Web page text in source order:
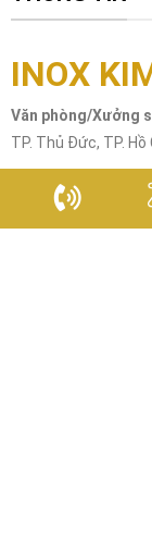
CUNG CẤP –
Cung cấp lắp đặt